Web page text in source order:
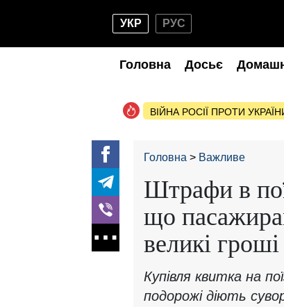
УКР РУС
Головна Досьє
ВІЙНА РОСІЇ ПРОТИ
Головна Важливе
Штрафи в
що
великі гроші
Купівля квитка на
подорожі діють